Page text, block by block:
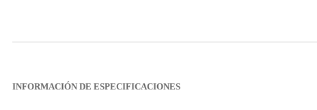
INFORMACIÓN DE ESPECIFICACIONES